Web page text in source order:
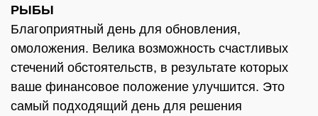
РЫБЫ
Благоприятный день для обновления,
омоложения. Велика возможность счастливых
стечений обстоятельств, в результате которых
ваше финансовое положение улучшится. Это
самый подходящий день для решения